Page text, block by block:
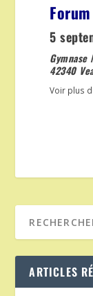
5
Gymnase
42340
Voir plus
ARTICLES